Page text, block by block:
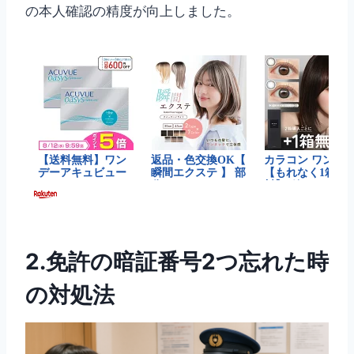
の本人確認の精度が向上しました。
2.免許の暗証番号2つ忘れた時
の対処法